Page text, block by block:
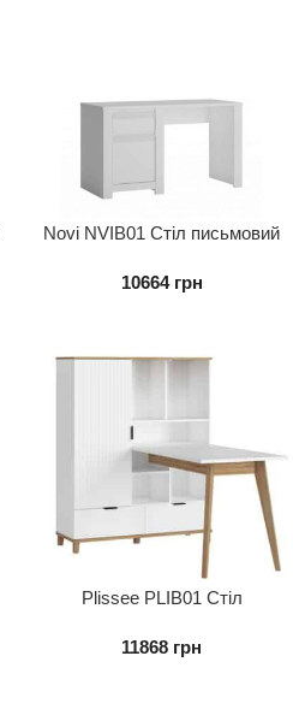
Novi NVIB01 Стіл письмовий
10664 грн
Plissee PLIB01 Стіл
11868 грн